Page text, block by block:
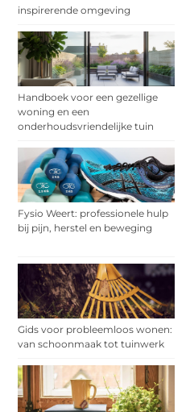
inspirerende omgeving
Handboek voor een gezellige
woning en een
onderhoudsvriendelijke tuin
Fysio Weert: professionele hulp
bij pijn, herstel en beweging
Gids voor probleemloos wonen:
van schoonmaak tot tuinwerk